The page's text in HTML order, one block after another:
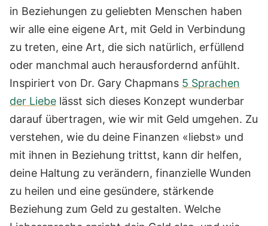
in Beziehungen zu geliebten Menschen haben
wir alle eine eigene Art, mit Geld in Verbindung
zu treten, eine Art, die sich natürlich, erfüllend
oder manchmal auch herausfordernd anfühlt.
Inspiriert von Dr. Gary Chapmans 5 Sprachen
der Liebe lässt sich dieses Konzept wunderbar
darauf übertragen, wie wir mit Geld umgehen. Zu
verstehen, wie du deine Finanzen «liebst» und
mit ihnen in Beziehung trittst, kann dir helfen,
deine Haltung zu verändern, finanzielle Wunden
zu heilen und eine gesündere, stärkende
Beziehung zum Geld zu gestalten. Welche